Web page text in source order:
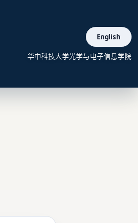
English
华中科技大学光学与电子信息学院